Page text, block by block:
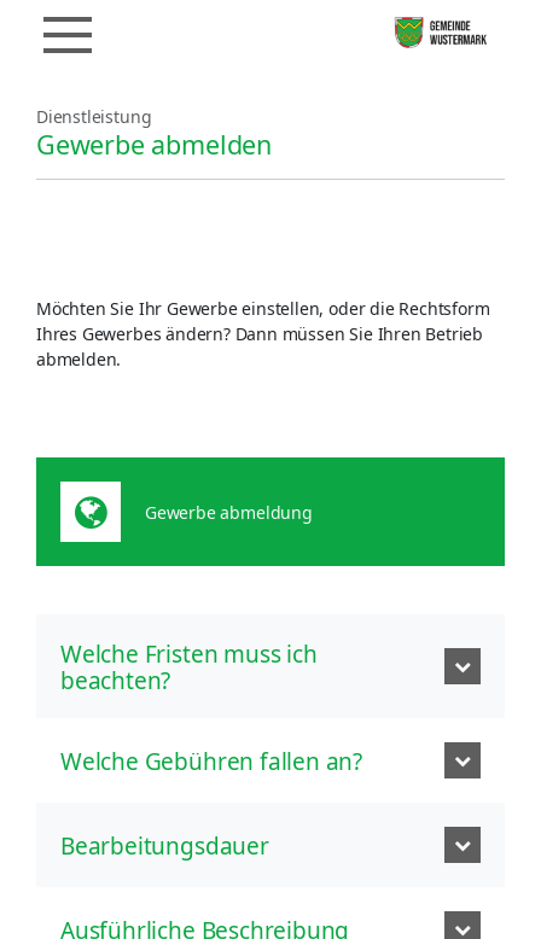
Dienstleistung
Gewerbe abmelden
Möchten Sie Ihr Gewerbe einstellen, oder die Rechtsform
Ihres Gewerbes ändern? Dann müssen Sie Ihren Betrieb
abmelden.
Gewerbe abmeldung
Welche Fristen muss ich
beachten?
Welche Gebühren fallen an?
Bearbeitungsdauer
Ausführliche Beschreibung